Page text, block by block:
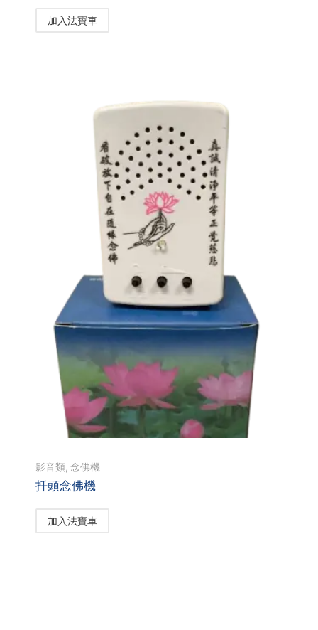
加入法寶車
影音類, 念佛機
扦頭念佛機
加入法寶車